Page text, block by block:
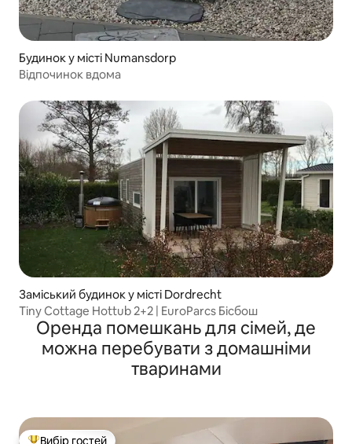
Будинок у місті Numansdorp
Відпочинок вдома
Заміський будинок у місті Dordrecht
Tiny Cottage Hottub 2+2 | EuroParcs Бісбош
Оренда помешкань для сімей, де
можна перебувати з домашніми
тваринами
Вибір гостей